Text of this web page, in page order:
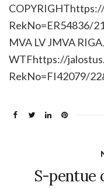
RekNo=ER54836/
MVA LV JMVA
WTFhttps://
RekNo=FI42079/
S-pentue